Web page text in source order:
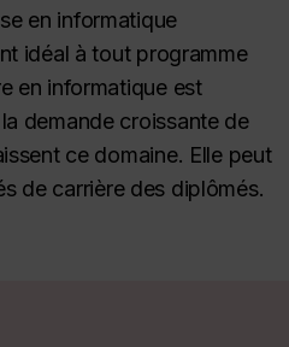
en informatique
idéal à tout programme
en informatique est
demande croissante de
ce domaine. Elle peut
de carrière des diplômés.